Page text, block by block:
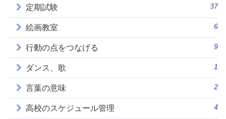
定期試験 37
絵画教室 6
行動の点をつなげる 9
ダンス、歌 1
言葉の意味 2
高校のスケジュール管理 4